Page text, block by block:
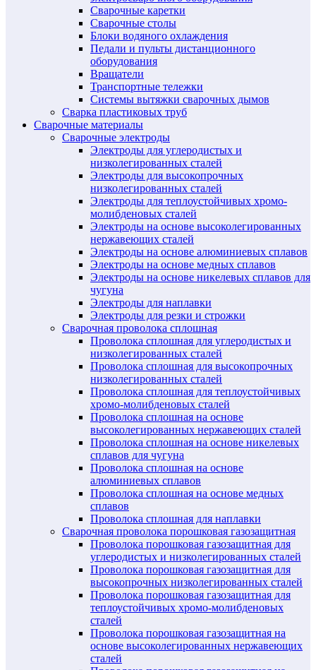
Сварочные каретки
Сварочные столы
Блоки водяного охлаждения
Педали и пульты дистанционного
оборудования
Вращатели
Транспортные тележки
Системы вытяжки сварочных дымов
Сварка пластиковых труб
Сварочные материалы
Сварочные электроды
Электроды для углеродистых и
низколегированных сталей
Электроды для высокопрочных
низколегированных сталей
Электроды для теплоустойчивых хромо-
молибденовых сталей
Электроды на основе высоколегированных
нержавеющих сталей
Электроды на основе алюминиевых сплавов
Электроды на основе медных сплавов
Электроды на основе никелевых сплавов для
чугуна
Электроды для наплавки
Электроды для резки и строжки
Сварочная проволока сплошная
Проволока сплошная для углеродистых и
низколегированных сталей
Проволока сплошная для высокопрочных
низколегированных сталей
Проволока сплошная для теплоустойчивых
хромо-молибденовых сталей
Проволока сплошная на основе
высоколегированных нержавеющих сталей
Проволока сплошная на основе никелевых
сплавов для чугуна
Проволока сплошная на основе
алюминиевых сплавов
Проволока сплошная на основе медных
сплавов
Проволока сплошная для наплавки
Сварочная проволока порошковая газозащитная
Проволока порошковая газозащитная для
углеродистых и низколегированных сталей
Проволока порошковая газозащитная для
высокопрочных низколегированных сталей
Проволока порошковая газозащитная для
теплоустойчивых хромо-молибденовых
сталей
Проволока порошковая газозащитная на
основе высоколегированных нержавеющих
сталей